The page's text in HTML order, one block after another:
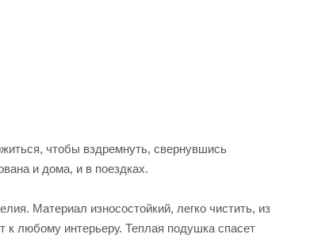
чтобы вздремнуть, свернувшись
и дома, и в поездках.
Материал износостойкий, легко чистить, из
к любому интерьеру. Теплая подушка спасет